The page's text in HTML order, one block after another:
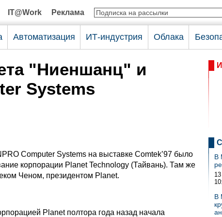
IT@Work Реклама
Автоматизация ИТ-индустрия Облака
"Ниеншанц" и
Systems
Computer Systems на выставке Comtek’97 было
корпорации Planet Technology (Тайвань). Там же
Ченом, президентом Planet.
Planet полтора года назад начала
В
В